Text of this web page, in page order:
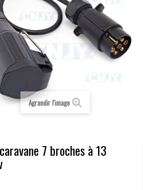
Agrandir l'image
7 broches à 13